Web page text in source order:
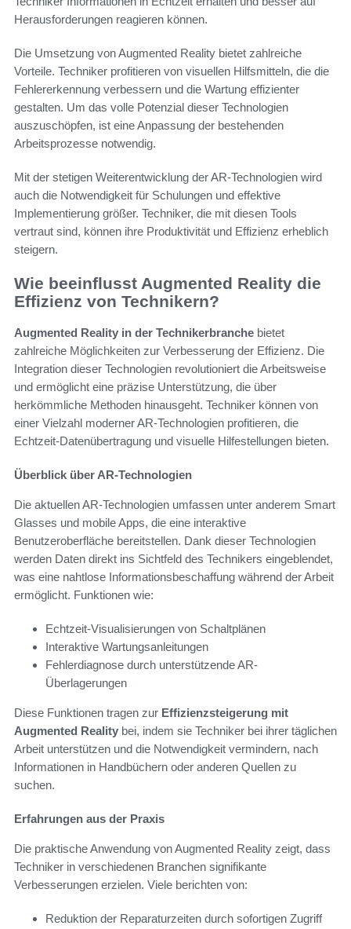
Herausforderungen reagieren können.
Die Umsetzung von Augmented Reality bietet zahlreiche
Vorteile. Techniker profitieren von visuellen Hilfsmitteln, die die
Fehlererkennung verbessern und die Wartung effizienter
gestalten. Um das volle Potenzial dieser Technologien
auszuschöpfen, ist eine Anpassung der bestehenden
Arbeitsprozesse notwendig.
Mit der stetigen Weiterentwicklung der AR-Technologien wird
auch die Notwendigkeit für Schulungen und effektive
Implementierung größer. Techniker, die mit diesen Tools
vertraut sind, können ihre Produktivität und Effizienz erheblich
steigern.
Wie beeinflusst Augmented Reality die
Effizienz von Technikern?
Augmented Reality in der Technikerbranche bietet
zahlreiche Möglichkeiten zur Verbesserung der Effizienz. Die
Integration dieser Technologien revolutioniert die Arbeitsweise
und ermöglicht eine präzise Unterstützung, die über
herkömmliche Methoden hinausgeht. Techniker können von
einer Vielzahl moderner AR-Technologien profitieren, die
Echtzeit-Datenübertragung und visuelle Hilfestellungen bieten.
Überblick über AR-Technologien
Die aktuellen AR-Technologien umfassen unter anderem Smart
Glasses und mobile Apps, die eine interaktive
Benutzeroberfläche bereitstellen. Dank dieser Technologien
werden Daten direkt ins Sichtfeld des Technikers eingeblendet,
was eine nahtlose Informationsbeschaffung während der Arbeit
ermöglicht. Funktionen wie:
Echtzeit-Visualisierungen von Schaltplänen
Interaktive Wartungsanleitungen
Fehlerdiagnose durch unterstützende AR-
Überlagerungen
Diese Funktionen tragen zur Effizienzsteigerung mit
Augmented Reality bei, indem sie Techniker bei ihrer täglichen
Arbeit unterstützen und die Notwendigkeit vermindern, nach
Informationen in Handbüchern oder anderen Quellen zu
suchen.
Erfahrungen aus der Praxis
Die praktische Anwendung von Augmented Reality zeigt, dass
Techniker in verschiedenen Branchen signifikante
Verbesserungen erzielen. Viele berichten von:
Reduktion der Reparaturzeiten durch sofortigen Zugriff